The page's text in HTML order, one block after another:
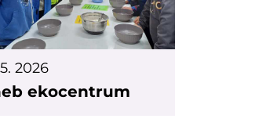
2026
ekocentrum